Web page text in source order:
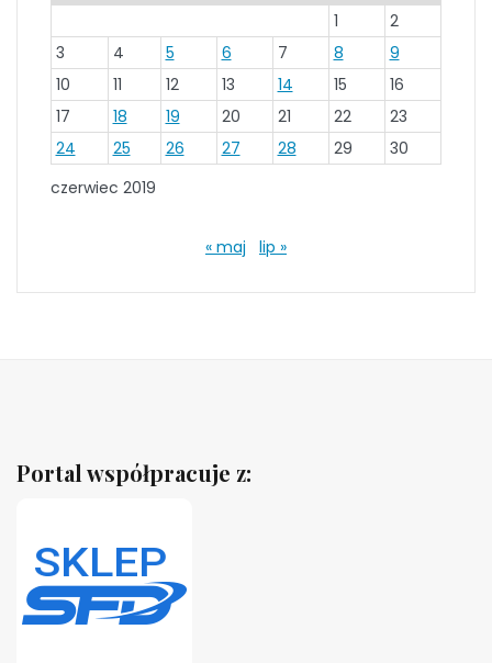
czerwiec 2019
1
2
3
4 5 6 7 8
9
10
11 12 13 14 15
16
17
18 19 20 21 22
23
24
25 26 27 28 29 30
« maj lip »
Portal współpracuje z: